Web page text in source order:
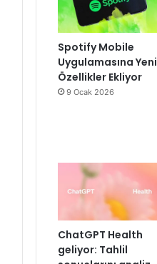
Spotify Mobile
Uygulamasına Yeni
Özellikler Ekliyor
9 Ocak 2026
ChatGPT Health
geliyor: Tahlil